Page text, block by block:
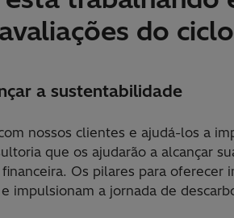
do
a sustentabilidade
nossos clientes e ajudá-los a
que os ajudarão a alcançar
Os pilares para oferecer
impulsionam a jornada de